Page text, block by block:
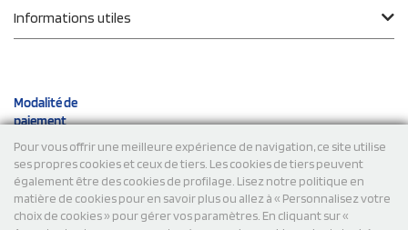
Pour vous offrir une meilleure expérience de navigation, ce site utilise
ses propres cookies et ceux de tiers. Les cookies de tiers peuvent
également être des cookies de profilage. Lisez notre politique en
matière de cookies pour en savoir plus ou allez à « Personnalisez votre
choix de cookies » pour gérer vos paramètres. En cliquant sur «
Informations utiles
Modalité de
paiement
Expéditions